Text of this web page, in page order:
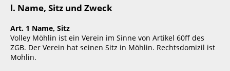
l. Name, Sitz und Zweck
Art. 1 Name, Sitz
Volley Möhlin ist ein Verein im Sinne von Artikel 60ff des
ZGB. Der Verein hat seinen Sitz in Möhlin. Rechtsdomizil ist
Möhlin.